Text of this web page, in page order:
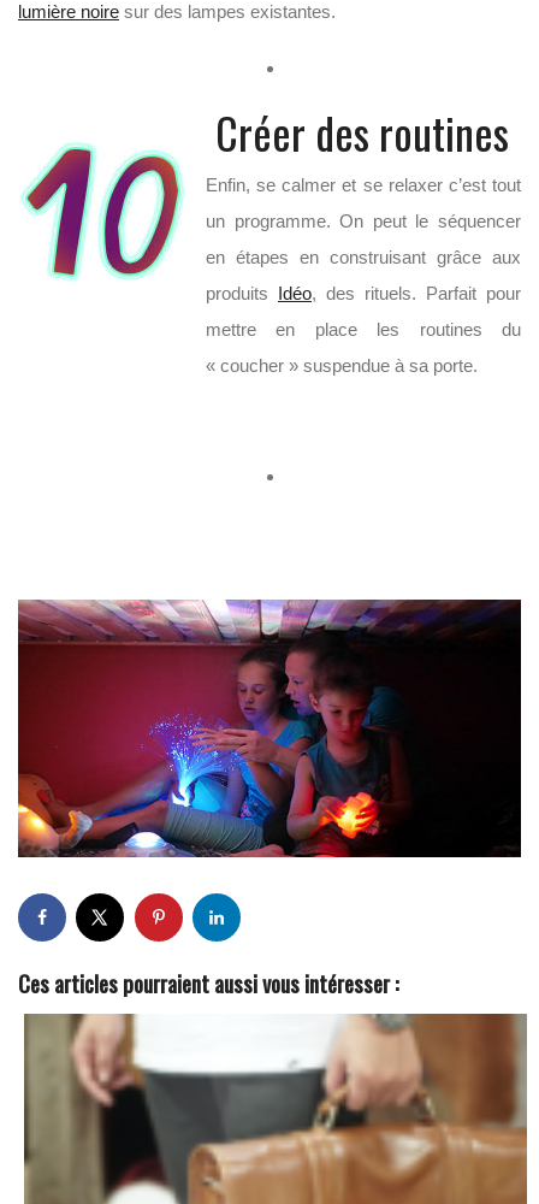
lumière noire sur des lampes existantes.
Créer des routines
Enfin, se calmer et se relaxer c’est tout
un programme. On peut le séquencer
en étapes en construisant grâce aux
produits Idéo, des rituels. Parfait pour
mettre en place les routines du
« coucher » suspendue à sa porte.
Ces articles pourraient aussi vous intéresser :